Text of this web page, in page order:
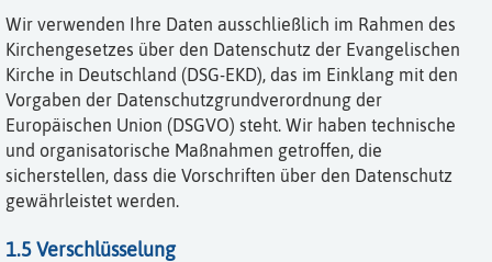
Wir verwenden Ihre Daten ausschließlich im Rahmen des
Kirchengesetzes über den Datenschutz der Evangelischen
Kirche in Deutschland (DSG-EKD), das im Einklang mit den
Vorgaben der Datenschutzgrundverordnung der
Europäischen Union (DSGVO) steht. Wir haben technische
und organisatorische Maßnahmen getroffen, die
sicherstellen, dass die Vorschriften über den Datenschutz
gewährleistet werden.
1.5 Verschlüsselung